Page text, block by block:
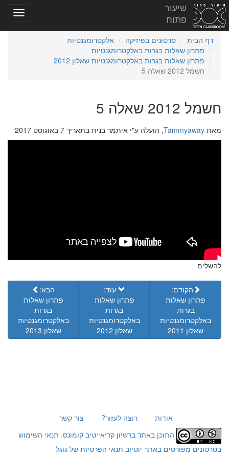
שיעור
פתוח
דף הבית סרטונים בפיזיקה
אלקטרומגנטיות
פתרון שאלות בגרות באלקטרומגנטיות
פתרון שאלות בגרות באלקטרומגנטיות שאלון 2012
חשמל 2012 שאלה 5
חשמל 2012 שאלה 5
מאת Tammyaway, הועלה ע"י איתמר בנית בתאריך 7 באוגוסט 2017
להשלים
הקודם:
פתרון שאלות
בגרות
באלקטרומגנטיות
שאלון 2011
עוד:
פתרון שאלות
בגרות
באלקטרומגנטיות
שאלון 2012
הבא:
פתרון שאלות
בגרות
באלקטרומגנטיות
שאלון 2013
אודות רוצה לעזור?
צור קשר
התוכן באתר ברשיון קריאייטיב קומונס. תנאי השימוש
בסרטונים מפורטים באתר יוטיוב תנאי הפרטיות של גוגל